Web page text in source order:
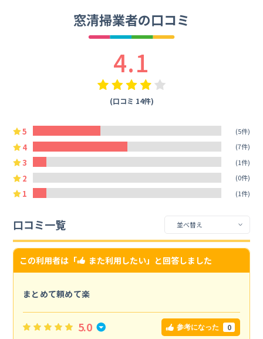
窓清掃業者の口コミ
4.1
(口コミ 14件)
5 (5件)
4 (7件)
3 (1件)
2 (0件)
1 (1件)
口コミ一覧
この利用者は「 また利用したい」と回答しました
まとめて頼めて楽
5.0 参考になった 0